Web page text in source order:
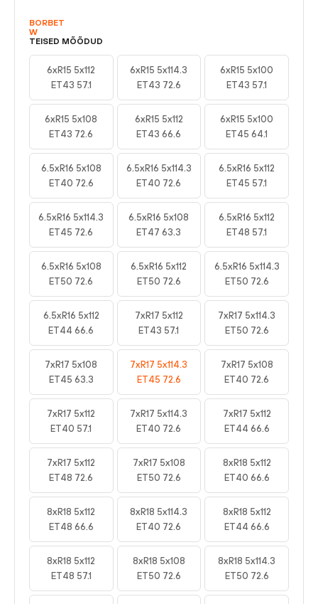
BORBET
W
TEISED MÕÕDUD
6xR15 5x112
ET43 57.1
6xR15 5x114.3
ET43 72.6
6xR15 5x100
ET43 57.1
6xR15 5x108
ET43 72.6
6xR15 5x112
ET43 66.6
6xR15 5x100
ET45 64.1
6.5xR16 5x108
ET40 72.6
6.5xR16 5x114.3
ET40 72.6
6.5xR16 5x112
ET45 57.1
6.5xR16 5x114.3
ET45 72.6
6.5xR16 5x108
ET47 63.3
6.5xR16 5x112
ET48 57.1
6.5xR16 5x108
ET50 72.6
6.5xR16 5x112
ET50 72.6
6.5xR16 5x114.3
ET50 72.6
6.5xR16 5x112
ET44 66.6
7xR17 5x112
ET43 57.1
7xR17 5x114.3
ET50 72.6
7xR17 5x108
ET45 63.3
7xR17 5x114.3
ET45 72.6
7xR17 5x108
ET40 72.6
7xR17 5x112
ET40 57.1
7xR17 5x114.3
ET40 72.6
7xR17 5x112
ET44 66.6
7xR17 5x112
ET48 72.6
7xR17 5x108
ET50 72.6
8xR18 5x112
ET40 66.6
8xR18 5x112
ET48 66.6
8xR18 5x114.3
ET40 72.6
8xR18 5x112
ET44 66.6
8xR18 5x112
ET48 57.1
8xR18 5x108
ET50 72.6
8xR18 5x114.3
ET50 72.6